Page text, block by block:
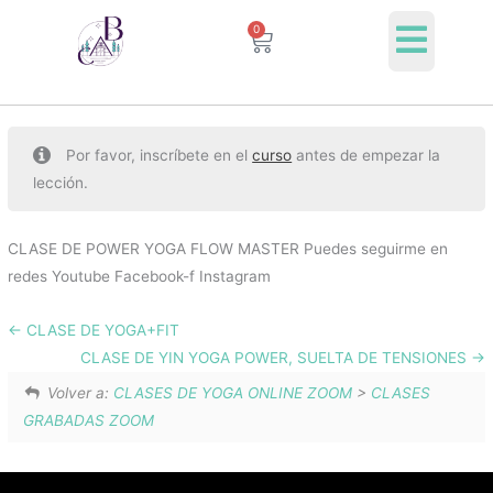
0
Cart
Por favor, inscríbete en elcurso antes de empezar la
lección.
CLASE DE POWER YOGA FLOW MASTER Puedes seguirme en
redes Youtube Facebook-f Instagram
CLASE DE YOGA+FIT
CLASE DE YIN YOGA POWER, SUELTA DE TENSIONES
Volver a: CLASES DE YOGA ONLINE ZOOM > CLASES
GRABADAS ZOOM